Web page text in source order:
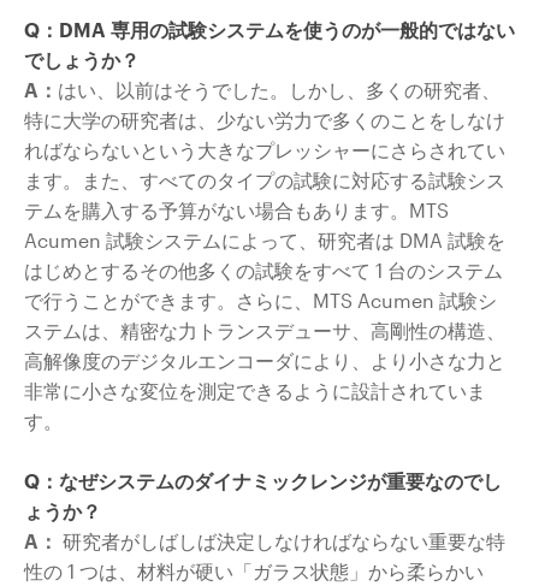
Q：DMA 専用の試験システムを使うのが一般的ではない
でしょうか？
A： はい、以前はそうでした。しかし、多くの研究者、
特に大学の研究者は、少ない労力で多くのことをしなけ
ればならないという大きなプレッシャーにさらされてい
ます。また、すべてのタイプの試験に対応する試験シス
テムを購入する予算がない場合もあります。MTS
Acumen 試験システムによって、研究者は DMA 試験を
はじめとするその他多くの試験をすべて 1 台のシステム
で行うことができます。さらに、MTS Acumen 試験シ
ステムは、精密な力トランスデューサ、高剛性の構造、
高解像度のデジタルエンコーダにより、より小さな力と
非常に小さな変位を測定できるように設計されていま
す。
Q：なぜシステムのダイナミックレンジが重要なのでし
ょうか？
A： 研究者がしばしば決定しなければならない重要な特
性の 1 つは、材料が硬い「ガラス状態」から柔らかい